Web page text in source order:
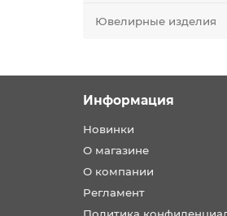
Ювелирные изделия
Информация
Новинки
О магазине
О компании
Регламент